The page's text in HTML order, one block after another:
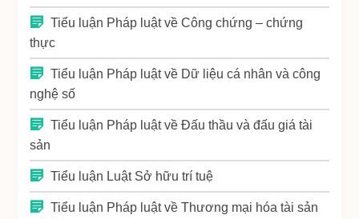
Tiểu luận Pháp luật về Công chứng – chứng
thực
Tiểu luận Pháp luật về Dữ liệu cá nhân và công
nghệ số
Tiểu luận Pháp luật về Đấu thầu và đấu giá tài
sản
Tiểu luận Luật Sở hữu trí tuệ
Tiểu luận Pháp luật về Thương mại hóa tài sản